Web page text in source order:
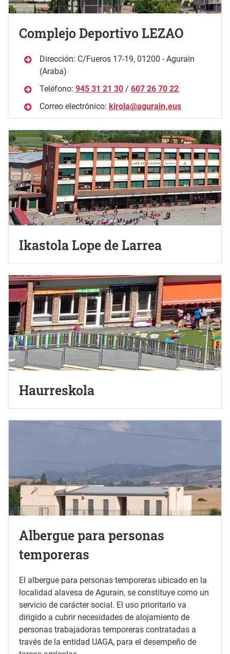
Complejo Deportivo LEZAO
Dirección: C/Fueros 17-19, 01200 - Agurain
(Araba)
Teléfono: 945 31 21 30 / 607 26 70 22
Correo electrónico: kirola@agurain.eus
Ikastola Lope de Larrea
Haurreskola
Albergue para personas
temporeras
El albergue para personas temporeras ubicado en la
localidad alavesa de Agurain, se constituye como un
servicio de carácter social. El uso prioritario va
dirigido a cubrir necesidades de alojamiento de
personas trabajadoras temporeras contratadas a
través de la entidad UAGA, para el desempeño de